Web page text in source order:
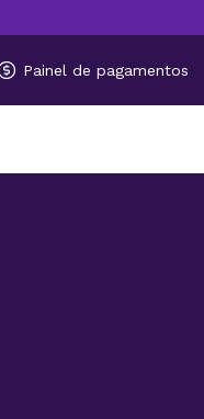
Painel de pagamentos